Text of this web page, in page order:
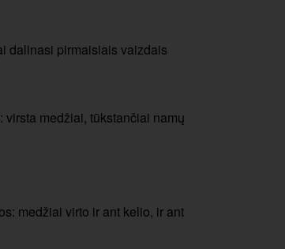
dalinasi pirmaisiais vaizdais
medžiai, tūkstančiai namų
medžiai virto ir ant kelio, ir ant